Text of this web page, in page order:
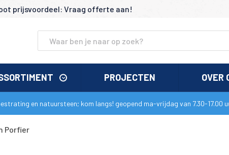
prijsvoordeel: Vraag offerte aan!
PROJECTEN OVER
en natuursteen; kom langs! geopend ma-vrijdag van 7.30-17.00
Porfier